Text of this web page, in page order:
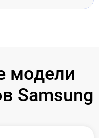
модели
Samsung